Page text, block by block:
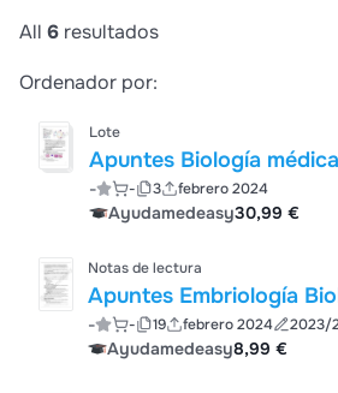
All 6 resultados
Ordenador por:
Lote
Apuntes Biología médica
- - 3 febrero 2024
Ayudamedeasy30,99 €
Notas de lectura
Apuntes Embriología
- - 19 febrero 2024 2023/
Ayudamedeasy8,99 €